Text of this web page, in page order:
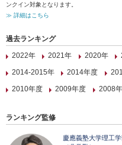
ンクイン対象となります。
≫ 詳細はこちら
過去ランキング
2022年
2021年 2020年
2014-2015年
2014年度
2010年度
2009年度 2008
ランキング監修
慶應義塾大学理工